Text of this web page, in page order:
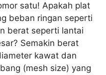
satu! Apakah plat
beban ringan seperti
berat seperti lantai
Semakin berat
kawat dan
(mesh size) yang